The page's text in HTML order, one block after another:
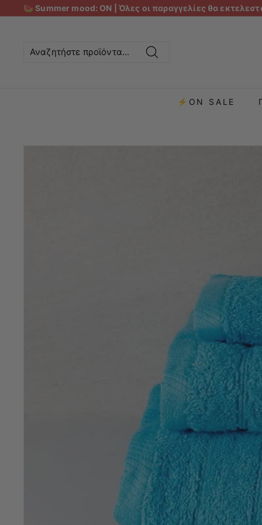
🍉 Summer mood: ON | Όλες οι παραγγελίες θα
⚡ON SALE